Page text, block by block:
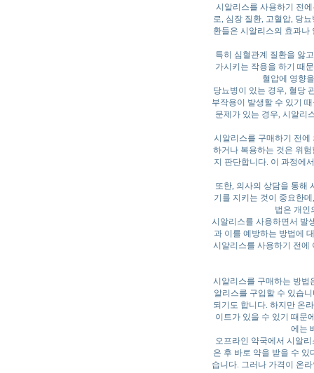
시알리스를 사용하기 전
로, 심장 질환, 고혈압, 당
환들은 시알리스의 효과나
특히 심혈관계 질환을 앓
가시키는 작용을 하기 때
혈압에 영향
당뇨병이 있는 경우, 혈당
부작용이 발생할 수 있기
문제가 있는 경우, 시알리
시알리스를 구매하기 전에
하거나 복용하는 것은 위
지 판단합니다. 이 과정에
또한, 의사의 상담을 통해
기를 지키는 것이 중요한
법은 개인
시알리스를 사용하면서 발
과 이를 예방하는 방법에
시알리스를 사용하기 전에
시알리스를 구매하는 방법
알리스를 구입할 수 있습
되기도 합니다. 하지만 온
이트가 있을 수 있기 때문
에는
오프라인 약국에서 시알
은 후 바로 약을 받을 수
습니다. 그러나 가격이 온